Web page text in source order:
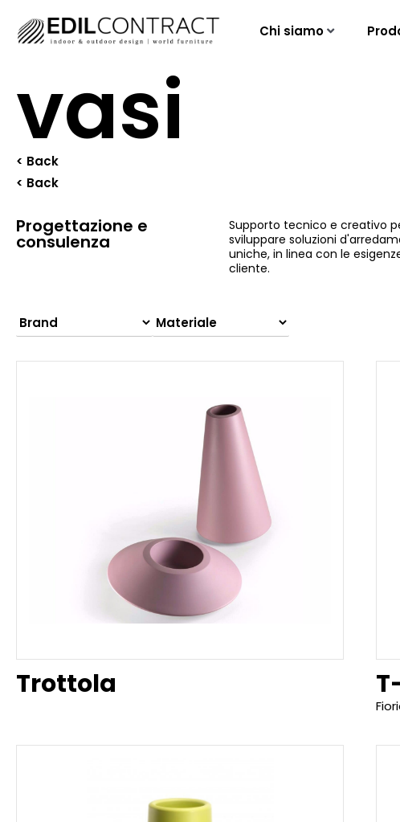
Chi siamo
vasi
< Back
< Back
Progettazione e
consulenza
Supporto tecnico e creativo
sviluppare soluzioni
uniche, in linea con le
cliente.
Trottola